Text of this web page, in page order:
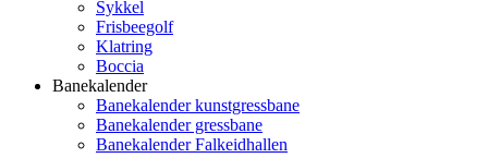
Sykkel
Frisbeegolf
Klatring
Boccia
Banekalender
Banekalender kunstgressbane
Banekalender gressbane
Banekalender Falkeidhallen